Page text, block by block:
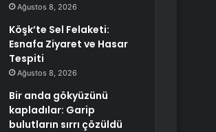
Ağustos 8, 2026
Köşk’te Sel Felaketi:
Esnafa Ziyaret ve Hasar
Tespiti
Ağustos 8, 2026
Bir anda gökyüzünü
kapladılar: Garip
bulutların sırrı çözüldü